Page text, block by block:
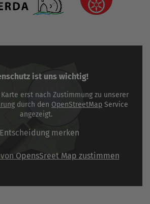
ist uns wichtig!
erst nach Zustimmung zu unserer
durch den OpenStreetMap Service
angezeigt.
Entscheidung merken
OpensSreet Map zustimmen